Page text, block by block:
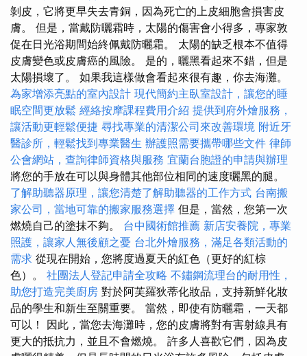
剝皮，它將更早失去青銅，因為死亡的上皮細胞會損害皮
膚。 但是，當戴防曬霜時，太陽的傷害會小得多，專家敦
促在日光浴期間始終佩戴防曬霜。 太陽的缺乏根本不值得
皮膚變色或皮膚癌的風險。 是的，曬黑看起來不錯，但是
太陽損壞了。 如果我這樣做會看起來很有趣，你去海灘。
為家增添亮點的室內設計 現代簡約主臥室設計，讓您的睡
眠空間更放鬆 經絡按摩課程費用介紹 提供到府外燴服務，
讓活動更輕鬆便捷 尋找專業的清潔公司來改善環境 附近牙
醫診所，輕鬆找到專業醫生 辦護照需要攜帶哪些文件 律師
公會網站，查詢律師資格與服務 宜蘭台胞證的申請與辦理
將您的手放在可以與身體其他部位相同的速度曬黑的腿。
了解助聽器原理，讓您清楚了解助聽器的工作方式 台南搬
家公司，當地可靠的搬家服務選擇 但是，當然，您第一次
燃燒自己的塗抹不夠。 台中國術館推薦 新店安養院，專業
照護，讓家人無後顧之憂 台北外燴服務，滿足各類活動的
需求 從現在開始，您將度過夏天的紅色（更好的紅棕
色）。 社團法人登記申請全攻略 不鏽鋼流理台的耐用性，
助您打造完美廚房 對於阿芙羅狄蒂化妝品，支持新鮮化妝
品的學生和新生至關重要。 當然，即使有防曬霜，一天都
可以！ 因此，當您去海灘時，您的皮膚將對有害射線具有
更大的抵抗力，並且不會燃燒。 許多人喜歡它們，因為皮